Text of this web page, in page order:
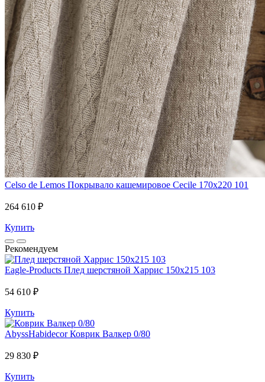
Celso de Lemos Покрывало кашемировое Cecile 170x220 101
264 610 ₽
Купить
Рекомендуем
Eagle-Products Плед шерстяной Харрис 150х215 103
54 610 ₽
Купить
AbyssHabidecor Коврик Валкер 0/80
29 830 ₽
Купить